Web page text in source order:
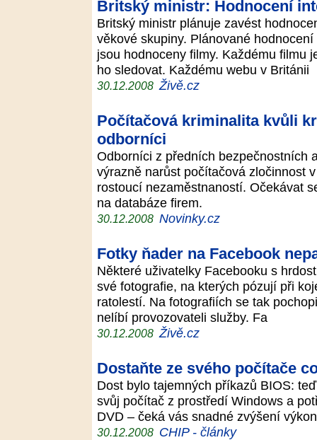
Britský ministr: Hodnocení
Britský ministr plánuje zavést
věkové skupiny. Plánované
jsou hodnoceny filmy. Každému filmu
ho sledovat. Každému webu v Británii
30.12.2008 Živě.cz
Počítačová kriminalita kvůli
odborníci
Odborníci z předních bezpečnostních
výrazně narůst počítačová zločinnost
rostoucí nezaměstnaností. Očekávat
na databáze firem.
30.12.2008 Novinky.cz
Fotky ňader na Facebook
Některé uživatelky Facebooku s
své fotografie, na kterých pózují při
ratolestí. Na fotografiích se tak
nelíbí provozovateli služby. Fa
30.12.2008 Živě.cz
Dostaňte ze svého počítače
Dost bylo tajemných příkazů BIOS:
svůj počítač z prostředí Windows a
DVD – čeká vás snadné zvýšení
30.12.2008 CHIP - články